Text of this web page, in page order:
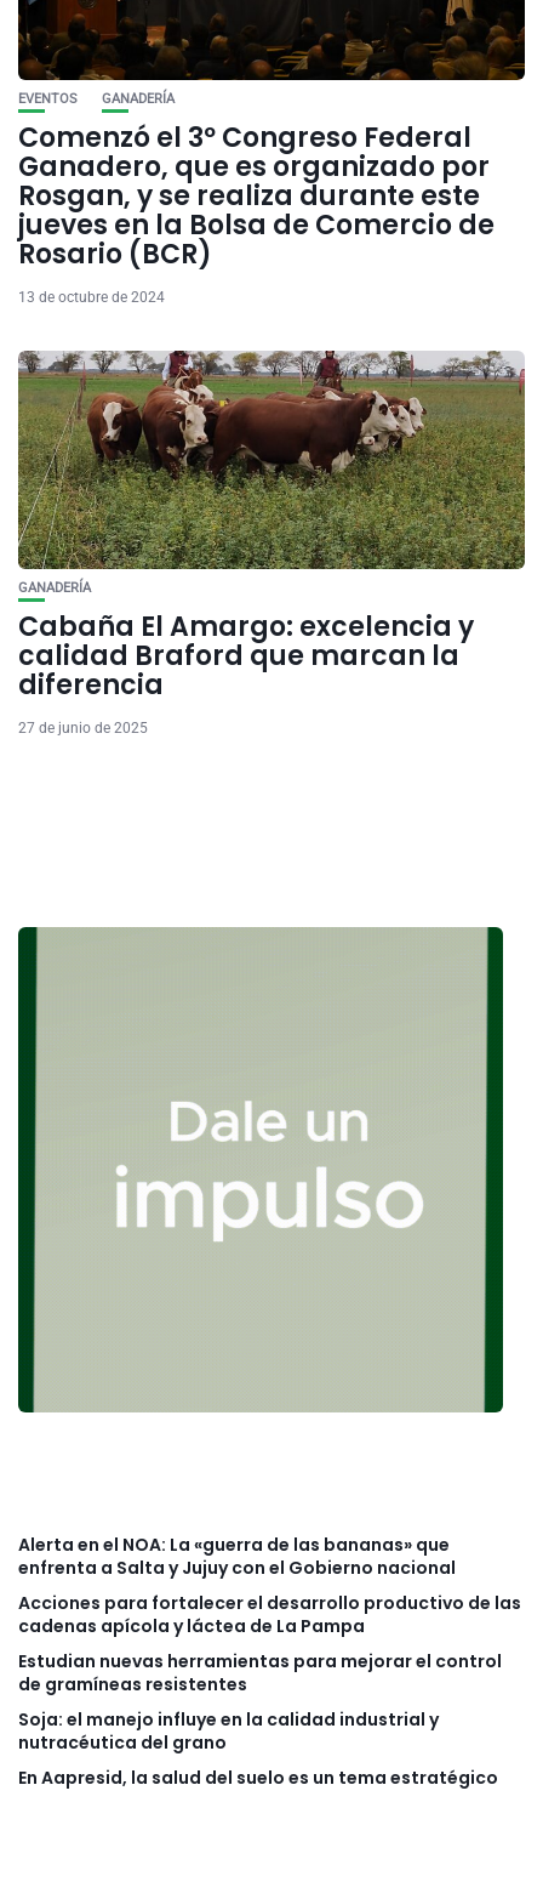
EVENTOS GANADERÍA
Comenzó el 3º Congreso Federal
Ganadero, que es organizado por
Rosgan, y se realiza durante este
jueves en la Bolsa de Comercio de
Rosario (BCR)
13 de octubre de 2024
GANADERÍA
Cabaña El Amargo: excelencia y
calidad Braford que marcan la
diferencia
27 de junio de 2025
Alerta en el NOA: La «guerra de las bananas» que
enfrenta a Salta y Jujuy con el Gobierno nacional
Acciones para fortalecer el desarrollo productivo de las
cadenas apícola y láctea de La Pampa
Estudian nuevas herramientas para mejorar el control
de gramíneas resistentes
Soja: el manejo influye en la calidad industrial y
nutracéutica del grano
En Aapresid, la salud del suelo es un tema estratégico